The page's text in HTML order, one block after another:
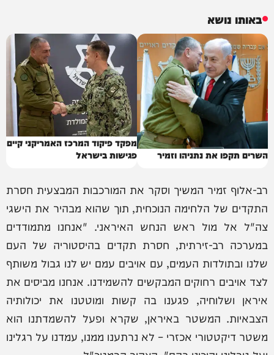
באותו נושא
השרים תקפו את נתניהו וזמיר
מפקד פיקוד המרכז האמריקני קיים
פגישות בישראל
רב-אלוף זמיר המשיך וסקר את המורכבות המבצעית חסרת
התקדים של הלחימה הנוכחית, תוך שהוא מבהיר את הישגי
צה"ל אל מול ראש הנחש האיראני. "אנחנו מתמודדים
במערכה רב-זירתית, חסרת תקדים בהיסטוריה של העם
שלנו ובתולדות העמים, עם אויבים עמם יש לנו גבול משותף
לצד אויבים רחוקים המבקשים להשמידנו. אנחנו מביסים את
איראן ושלוחיה, פגענו בה קשות ומוטטנו את יכולותיה
הצבאיות. המשטר באיראן, שקרא ופעל להשמדתנו הוא
משטר דיקטטורי אכזרי – לא נרתענו ממנו, עמדנו על רגלינו